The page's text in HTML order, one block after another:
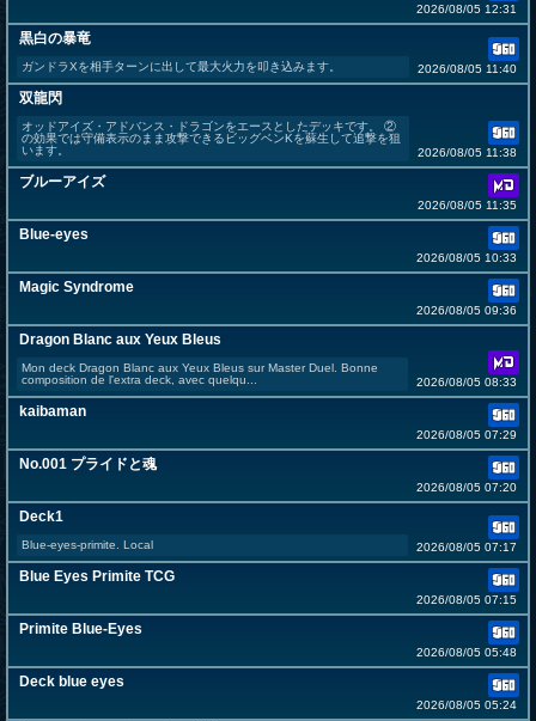
2026/08/05 12:31
黒白の暴竜
ガンドラXを相手ターンに出して最大火力を叩き込みます。 2026/08/05 11:40
双龍閃
オッドアイズ・アドバンス・ドラゴンをエースとしたデッキです。 ②
の効果では守備表示のまま攻撃できるビッグベンKを蘇生して追撃を狙
います。
2026/08/05 11:38
ブルーアイズ
2026/08/05 11:35
Blue-eyes
2026/08/05 10:33
Magic Syndrome
2026/08/05 09:36
Dragon Blanc aux Yeux Bleus
Mon deck Dragon Blanc aux Yeux Bleus sur Master Duel. Bonne
composition de l'extra deck, avec quelqu...
2026/08/05 08:33
kaibaman
2026/08/05 07:29
No.001 プライドと魂
2026/08/05 07:20
Deck1
Blue-eyes-primite. Local 2026/08/05 07:17
Blue Eyes Primite TCG
2026/08/05 07:15
Primite Blue-Eyes
2026/08/05 05:48
Deck blue eyes
2026/08/05 05:24